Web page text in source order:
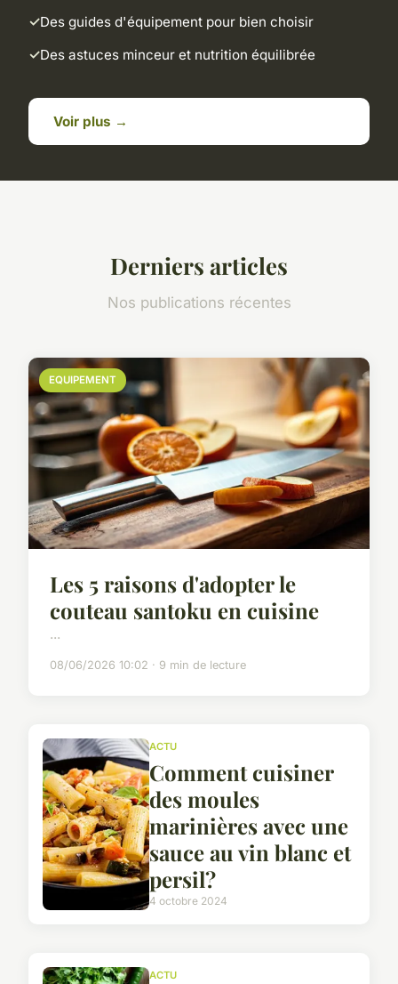
Des guides d'équipement pour bien choisir
Des astuces minceur et nutrition équilibrée
Voir plus →
Derniers articles
Nos publications récentes
EQUIPEMENT
Les 5 raisons d'adopter le
couteau santoku en cuisine
...
08/06/2026 10:02 · 9 min de lecture
ACTU
Comment cuisiner
des moules
marinières avec une
sauce au vin blanc et
persil?
4 octobre 2024
ACTU